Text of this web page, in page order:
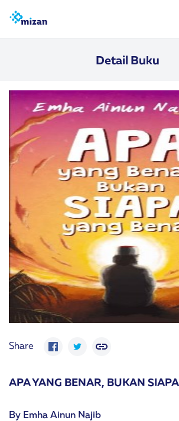
Detail Buku
Share
APA YANG BENAR, BUKAN
By Emha Ainun Najib